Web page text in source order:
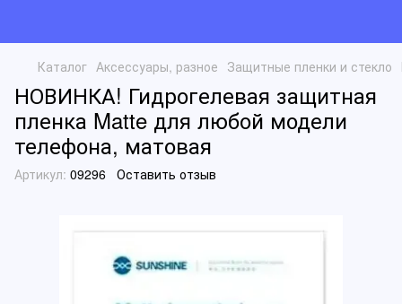
Каталог Аксессуары, разное Защитные пленки и стекло
НОВИНКА! Гидрогелевая защитная
пленка Matte для любой модели
телефона, матовая
Артикул: 09296 Оставить отзыв